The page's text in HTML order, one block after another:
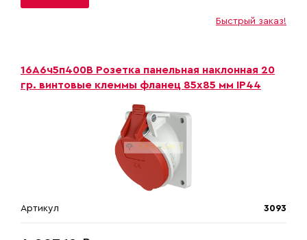
Быстрый заказ!
16A6ч5п400B Розетка панельная наклонная 20
гр. винтовые клеммы фланец 85х85 мм IP44
Артикул 3093